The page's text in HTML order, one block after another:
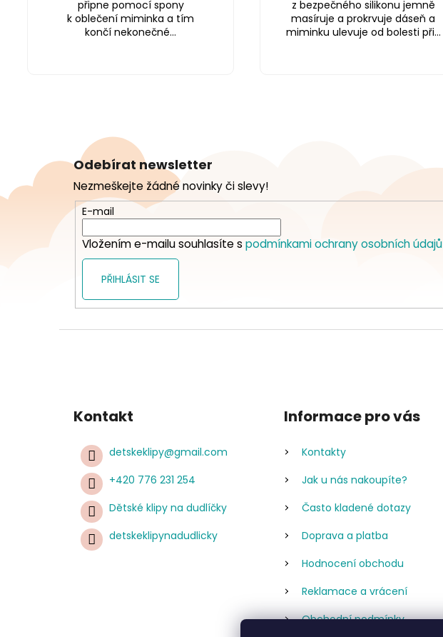
připne pomocí spony
k oblečení miminka a tím
končí nekonečné...
z bezpečného silikonu jemně
masíruje a prokrvuje dáseň a
miminku ulevuje od bolesti při...
a
Odebírat newsletter
Nezmeškejte žádné novinky či slevy!
E-mail
Vložením e-mailu souhlasíte s podmínkami ochrany osobních údajů
PŘIHLÁSIT SE
Kontakt
detskeklipy@gmail.com
+420 776 231 254
Dětské klipy na dudlíčky
detskeklipynadudlicky
Informace pro vás
Kontakty
Jak u nás nakoupíte?
Často kladené dotazy
Doprava a platba
Hodnocení obchodu
Reklamace a vrácení
Obchodní podmínky